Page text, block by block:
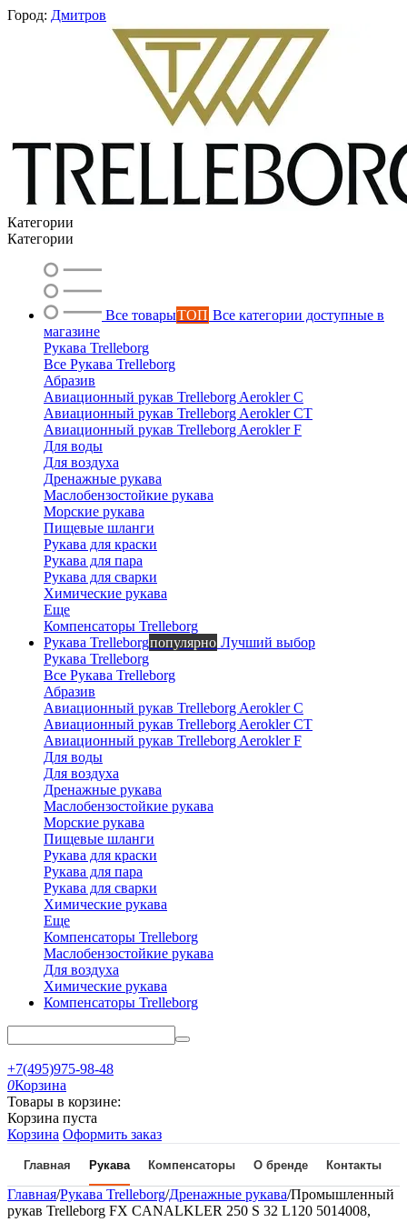
Город: Дмитров
Категории
Категории
Все товарыТОП Все категории доступные в
магазине
Рукава Trelleborg
Все Рукава Trelleborg
Абразив
Авиационный рукав Trelleborg Aerokler C
Авиационный рукав Trelleborg Aerokler CT
Авиационный рукав Trelleborg Aerokler F
Для воды
Для воздуха
Дренажные рукава
Маслобензостойкие рукава
Морские рукава
Пищевые шланги
Рукава для краски
Рукава для пара
Рукава для сварки
Химические рукава
Еще
Компенсаторы Trelleborg
Рукава Trelleborgпопулярно Лучший выбор
Рукава Trelleborg
Все Рукава Trelleborg
Абразив
Авиационный рукав Trelleborg Aerokler C
Авиационный рукав Trelleborg Aerokler CT
Авиационный рукав Trelleborg Aerokler F
Для воды
Для воздуха
Дренажные рукава
Маслобензостойкие рукава
Морские рукава
Пищевые шланги
Рукава для краски
Рукава для пара
Рукава для сварки
Химические рукава
Еще
Компенсаторы Trelleborg
Маслобензостойкие рукава
Для воздуха
Химические рукава
Компенсаторы Trelleborg
+7(495)975-98-48
0Корзина
Товары в корзине:
Корзина пуста
Корзина Оформить заказ
Главная Рукава Компенсаторы О бренде Контакты
Главная/Рукава Trelleborg/Дренажные рукава/Промышленный
рукав Trelleborg FX CANALKLER 250 S 32 L120 5014008,
Вероника
онлайн